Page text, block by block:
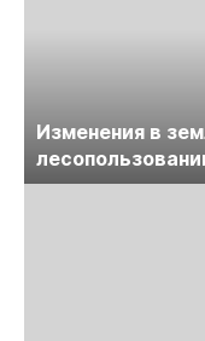
Изменения в
обсудят на